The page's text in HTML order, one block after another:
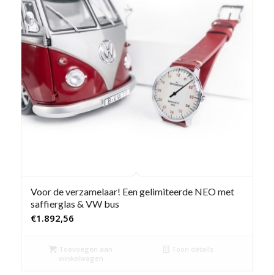
Voor de verzamelaar! Een gelimiteerde NEO met
saffierglas & VW bus
€1.892,56
Toevoegen aan
winkelwagen
Toon details